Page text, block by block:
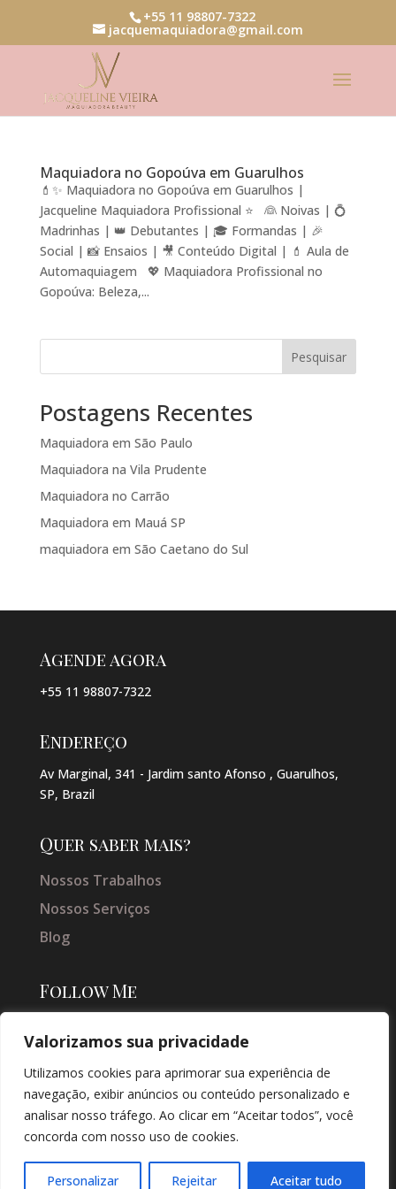
Valorizamos sua privacidade
Utilizamos cookies para aprimorar sua experiência de
navegação, exibir anúncios ou conteúdo personalizado e
analisar nosso tráfego. Ao clicar em “Aceitar todos”, você
concorda com nosso uso de cookies.
Personalizar Rejeitar Aceitar tudo
+55 11 98807-7322
jacquemaquiadora@gmail.com
Maquiadora no Gopoúva em Guarulhos
💄✨ Maquiadora no Gopoúva em Guarulhos |
Jacqueline Maquiadora Profissional ⭐ 👰 Noivas | 💍
Madrinhas | 👑 Debutantes | 🎓 Formandas | 🎉
Social | 📸 Ensaios | 🎥 Conteúdo Digital | 💄 Aula de
Automaquiagem 💖 Maquiadora Profissional no
Gopoúva: Beleza,...
Pesquisar
Postagens Recentes
Maquiadora em São Paulo
Maquiadora na Vila Prudente
Maquiadora no Carrão
Maquiadora em Mauá SP
maquiadora em São Caetano do Sul
Agende agora
+55 11 98807-7322
Endereço
Av Marginal, 341 - Jardim santo Afonso , Guarulhos,
SP, Brazil
Quer saber mais?
Nossos Trabalhos
Nossos Serviços
Blog
Follow Me
SOLUÇÕES DIGITAIS |
CRIAÇÃO DE SITES